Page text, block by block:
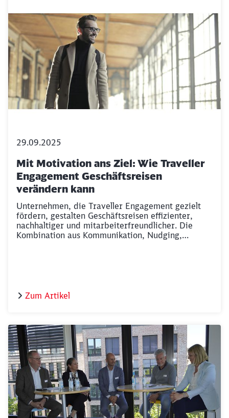
29.09.2025
Mit Motivation ans Ziel: Wie Traveller
Engagement Geschäftsreisen
verändern kann
Unternehmen, die Traveller Engagement gezielt
fördern, gestalten Geschäftsreisen effizienter,
nachhaltiger und mitarbeiterfreundlicher. Die
Kombination aus Kommunikation, Nudging,
Zum Artikel
Schließen
Möchten Sie zu
weitergeleitet